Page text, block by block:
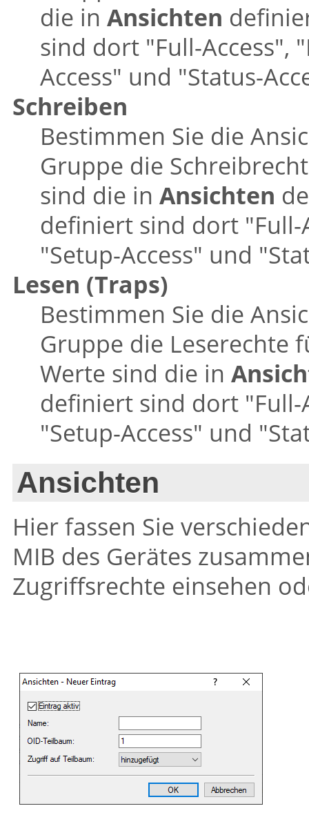
die in Ansichten
sind dort "Full-Access",
Access" und "Status-
Schreiben
Bestimmen Sie die
Gruppe die
sind die in Ansichten
definiert sind dort "Full-
"Setup-Access" und
Lesen (Traps)
Bestimmen Sie die
Gruppe die Leserechte
Werte sind die in
definiert sind dort "Full-
"Setup-Access" und
Ansichten
Hier fassen Sie
MIB des Gerätes
Zugriffsrechte einsehen